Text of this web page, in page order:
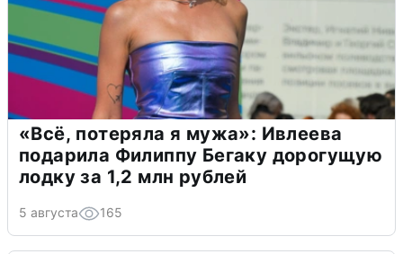
«Всё, потеряла я мужа»: Ивлеева
подарила Филиппу Бегаку дорогущую
лодку за 1,2 млн рублей
5 августа 165